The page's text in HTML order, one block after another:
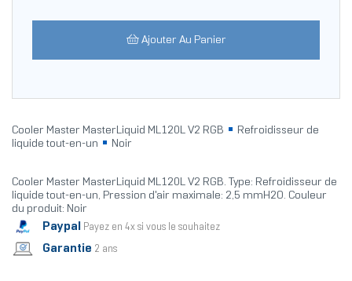
Ajouter Au Panier
Cooler Master MasterLiquid ML120L V2 RGB
Refroidisseur de
liquide tout-en-un
Noir
Cooler Master MasterLiquid ML120L V2 RGB. Type: Refroidisseur de
liquide tout-en-un, Pression d'air maximale: 2,5 mmH2O. Couleur
du produit: Noir
Paypal Payez en 4x si vous le souhaitez
Garantie 2 ans